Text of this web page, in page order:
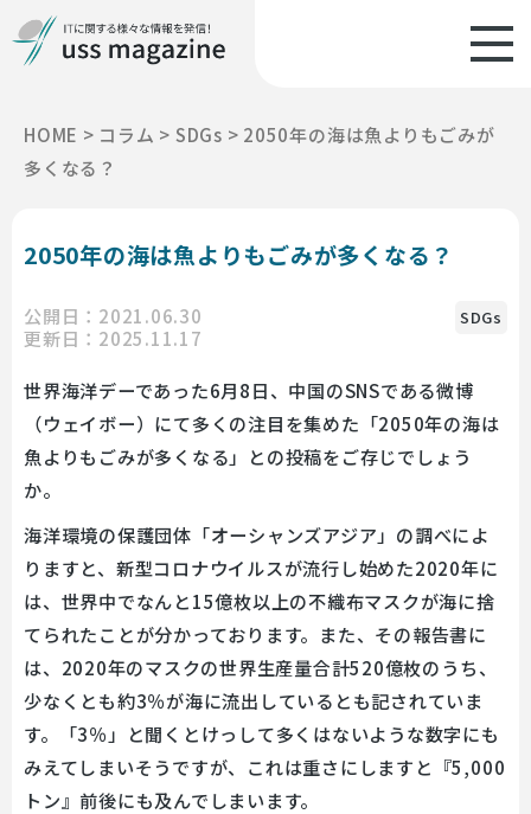
HOME > コラム > SDGs > 2050年の海は魚よりもごみが
多くなる？
2050年の海は魚よりもごみが多くなる？
公開日：2021.06.30
更新日：2025.11.17
SDGs
世界海洋デーであった6月8日、中国のSNSである微博
（ウェイボー）にて多くの注目を集めた「2050年の海は
魚よりもごみが多くなる」との投稿をご存じでしょう
か。
海洋環境の保護団体「オーシャンズアジア」の調べによ
りますと、新型コロナウイルスが流行し始めた2020年に
は、世界中でなんと15億枚以上の不織布マスクが海に捨
てられたことが分かっております。また、その報告書に
は、2020年のマスクの世界生産量合計520億枚のうち、
少なくとも約3％が海に流出しているとも記されていま
す。「3％」と聞くとけっして多くはないような数字にも
みえてしまいそうですが、これは重さにしますと『5,000
トン』前後にも及んでしまいます。